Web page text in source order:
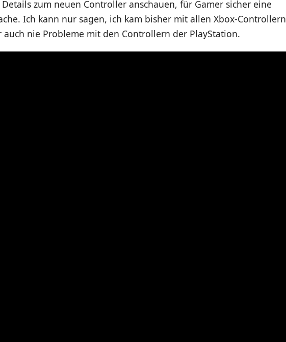
zum neuen Controller anschauen, für Gamer sicher eine
Ich kann nur sagen, ich kam bisher mit allen Xbox-Controllern
auch nie Probleme mit den Controllern der PlayStation.